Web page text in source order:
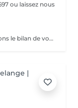
ou laissez nous
En prenant rdv chez nous, nous vous offrirons le bilan de votre peau du visage par Intelligence Artificielle!! Appelez nous au 28795858 ou envoyez un message par facebook ou instagram JFG CLINIC BELVAL, ou par whatsapp au 691 696 697, à très bientôt!!